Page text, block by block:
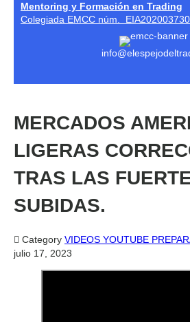
Mentoring y Formación en Trading
Colegiada EMCC núm. EIA202003730
MERCADOS
LIGERAS
TRAS LAS
SUBIDAS.
 Category VIDEOS YOUTUBE
julio 17, 2023